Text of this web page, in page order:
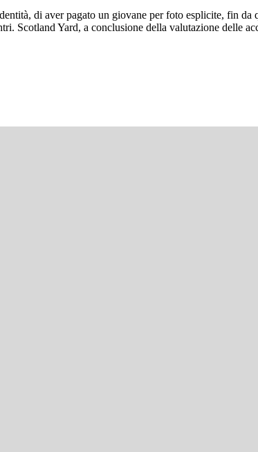
di aver pagato un giovane per foto esplicite, fin da
Scotland Yard, a conclusione della valutazione delle